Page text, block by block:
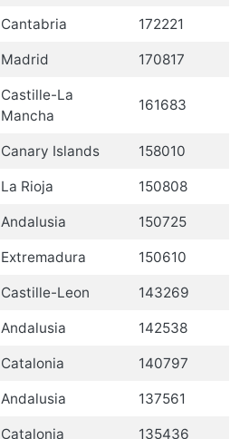
Cantabria 172221
Madrid 170817
Castille-La
Mancha
161683
Canary Islands 158010
La Rioja 150808
Andalusia 150725
Extremadura 150610
Castille-Leon 143269
Andalusia 142538
Catalonia 140797
Andalusia 137561
Catalonia 135436